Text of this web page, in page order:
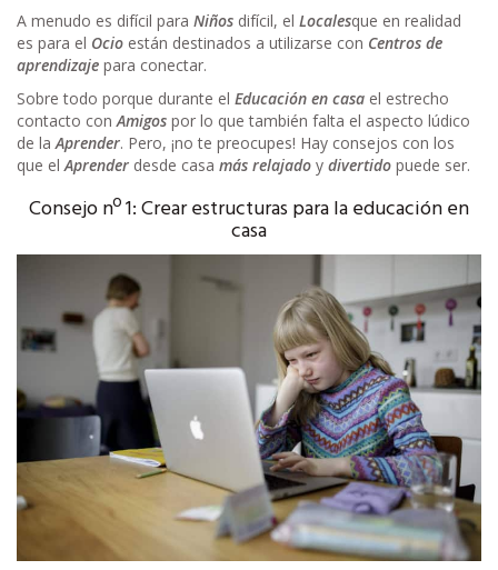
A menudo es difícil para Niños difícil, el Localesque en realidad
es para el Ocio están destinados a utilizarse con Centros de
aprendizaje para conectar.
Sobre todo porque durante el Educación en casa el estrecho
contacto conAmigos por lo que también falta el aspecto lúdico
de laAprender. Pero, ¡no te preocupes! Hay consejos con los
que elAprender desde casa más relajado y divertido puede ser.
Consejo nº 1: Crear estructuras para la educación en
casa